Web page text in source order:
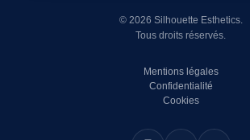
© 2026 Silhouette Esthetics.
Tous droits réservés.
Mentions légales
Confidentialité
Cookies